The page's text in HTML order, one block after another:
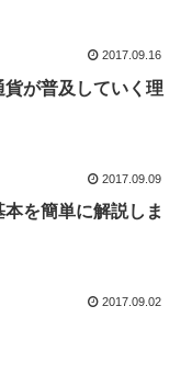
2017.09.16
が普及していく理
2017.09.09
を簡単に解説しま
2017.09.02